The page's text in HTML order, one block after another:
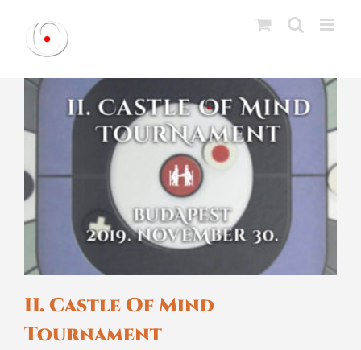
II. Castle Of Mind
Tournament